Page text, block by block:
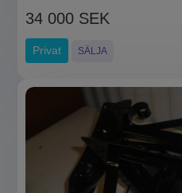
34 000 SEK
Privat SÄLJA